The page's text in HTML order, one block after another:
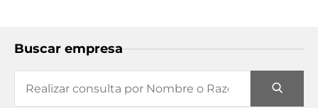
Buscar empresa